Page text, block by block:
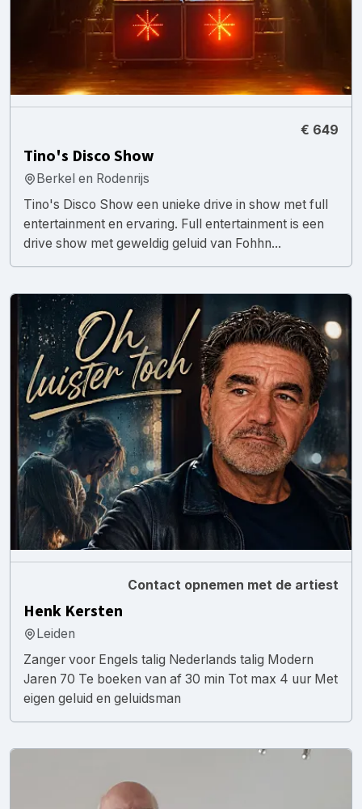
€ 649
Tino's Disco Show
Berkel en Rodenrijs
Tino's Disco Show een unieke drive in show met full
entertainment en ervaring. Full entertainment is een
drive show met geweldig geluid van Fohhn...
Contact opnemen met de artiest
Henk Kersten
Leiden
Zanger voor Engels talig Nederlands talig Modern
Jaren 70 Te boeken van af 30 min Tot max 4 uur Met
eigen geluid en geluidsman